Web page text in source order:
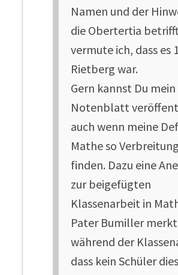
Namen und der
die Obertertia
vermute ich, dass es
Rietberg war.
Gern kannst Du mein
Notenblatt
auch wenn meine
Mathe so Verbreitung
finden. Dazu eine
zur beigefügten
Klassenarbeit in
Pater Bumiller
während der
dass kein Schüler